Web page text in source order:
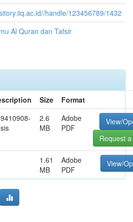
handle/123456789/1432
Al Quran dan Tafsir
Size
Format
2.6
MB
Adobe
PDF
View/
Request
1.61
MB
Adobe
PDF
View/